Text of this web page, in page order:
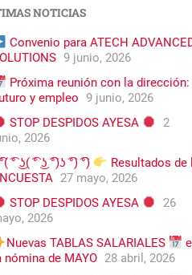
NOTICIAS
Convenio para ATECH
9 junio, 2026
Próxima reunión con la dirección:
y empleo 9 junio, 2026
STOP DESPIDOS AYESA
2
2026
͡° ͜ʖ( ͡° ͜ʖ ͡°)ʖ ͡°) ͡°)
Resultados de
27 mayo, 2026
STOP DESPIDOS AYESA
26
2026
Nuevas TABLAS SALARIALES
nómina de MAYO 28 abril, 2026